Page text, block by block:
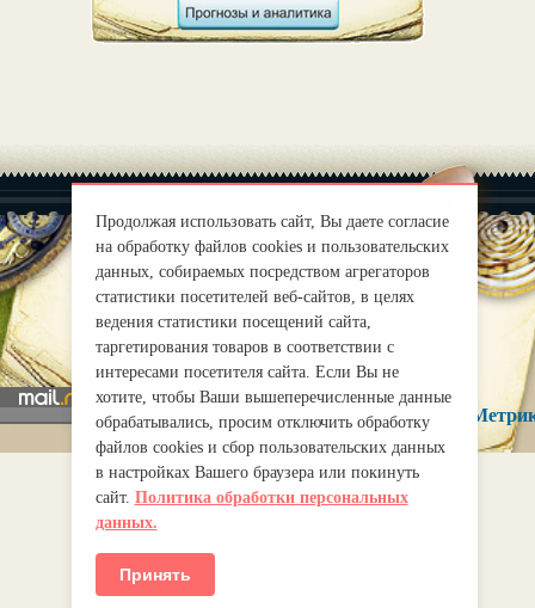
О нас |
Правила
mirprognoz@mail.ru
Продолжая использовать сайт, Вы даете согласие
на обработку файлов cookies и пользовательских
данных, собираемых посредством агрегаторов
статистики посетителей веб-сайтов, в целях
ведения статистики посещений сайта,
таргетирования товаров в соответствии с
интересами посетителя сайта. Если Вы не
хотите, чтобы Ваши вышеперечисленные данные
обрабатывались, просим отключить обработку
файлов cookies и сбор пользовательских данных
в настройках Вашего браузера или покинуть
сайт. Политика обработки персональных
данных.
Принять